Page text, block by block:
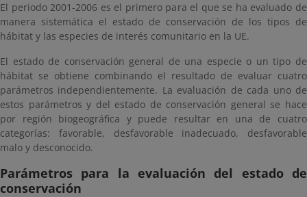
El periodo 2001-2006 es el primero para el que se ha evaluado de
manera sistemática el estado de conservación de los tipos de
hábitat y las especies de interés comunitario en la UE.
El estado de conservación general de una especie o un tipo de
hábitat se obtiene combinando el resultado de evaluar cuatro
parámetros independientemente. La evaluación de cada uno de
estos parámetros y del estado de conservación general se hace
por región biogeográfica y puede resultar en una de cuatro
categorías: favorable, desfavorable inadecuado, desfavorable
malo y desconocido.
Parámetros para la evaluación del estado de
conservación